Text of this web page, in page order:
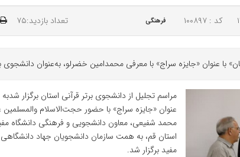
کد : ۱۰۰۸۹۷ فرهنگی تعداد بازدید:۷۵
با عنوان «جایزه سراج» با معرفی محمدامین خضرلو، به‌عنوان دانشجوی
مراسم تجلیل از دانشجوی برتر قرآنی استان برگزار
عنوان «جایزه سراج» با حضور حجت‌الاسلام
محمد شفیعی، معاون دانشجویی و فرهنگی دانشگاه
مفید برگزار شد.